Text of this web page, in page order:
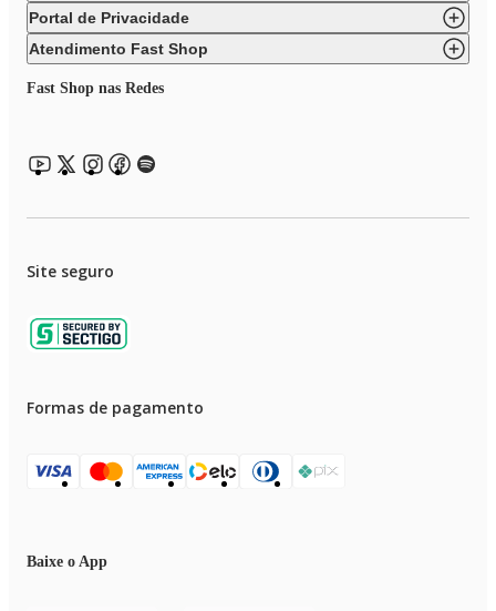
Voltagem: 220V
Potência: 130kW
Frequência: 60Hz
Classificação energética: Não informado
Peso: 111Kg
Largura: 180cm
Sob Consulta: Não
Solicitar Produto: Não
Portal de Privacidade
Atendimento Fast Shop
Fast Shop nas Redes
Site seguro
Formas de pagamento
Baixe o App